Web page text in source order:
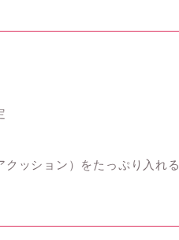
クッション）をたっぷり入れる